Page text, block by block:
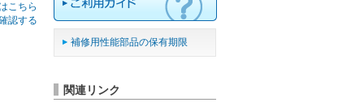
こちら
認する
補修用性能部品の保有期限
関連リンク